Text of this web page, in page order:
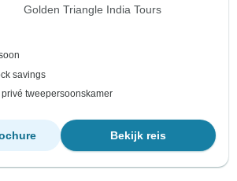
Golden Triangle India Tours
savings
tweepersoonskamer
Bekijk reis